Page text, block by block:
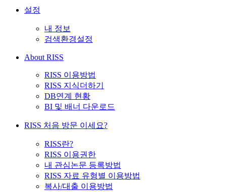
설정
내 정보
검색환경설정
About RISS
RISS 이용방법
RISS 지식더하기
DB연계 현황
BI 및 배너 다운로드
RISS 처음 방문 이세요?
RISS란?
RISS 이용권한
내 관심논문 등록방법
RISS 자료 유형별 이용방법
복사/대출 이용방법